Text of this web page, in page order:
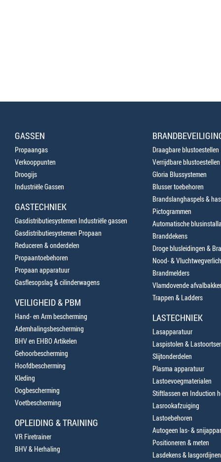
GASSEN
Propaangas
Verkooppunten
Droogijs
Industriële Gassen
GASTECHNIEK
Gasdistributiesystemen Industriële gassen
Gasdistributiesystemen Propaan
Reduceren & onderdelen
Propaantoebehoren
Propaan apparatuur
Gasflesopslag & cilinderwagens
VEILIGHEID & PBM
Hand- en Arm bescherming
Ademhalingsbescherming
BHV en EHBO Artikelen
Gehoorbescherming
Hoofdbescherming
Kleding
Oogbescherming
Voetbescherming
OPLEIDING & TRAINING
VR Firetrainer
BHV & Herhaling
Draagbare blustoestellen
Verrijdbare blustoestellen
Gloria Blussystemen
Blusser toebehoren
Brandslanghaspels &
Pictogrammen
Automatische
Branddekens
Droge blusleidingen &
Nood- &
Brandmelders
Vlamdovende
Trappen & Ladders
LASTECHNIEK
Lasapparatuur
Laspistolen &
Slijtonderdelen
Plasma apparatuur
Lastoevoegmaterialen
Stiftlassen en Induction
Lasrookafzuiging
Lastoebehoren
Autogeen las- &
Positioneren & meten
Lasdekens & lasgordijnen